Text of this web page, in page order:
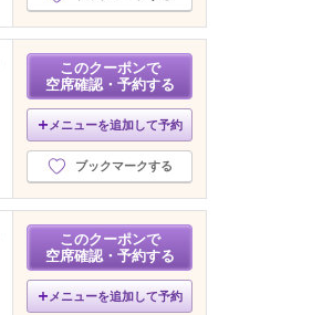
このクーポンで
空席確認・予約する
メニューを追加して予約
ブックマークする
このクーポンで
空席確認・予約する
メニューを追加して予約